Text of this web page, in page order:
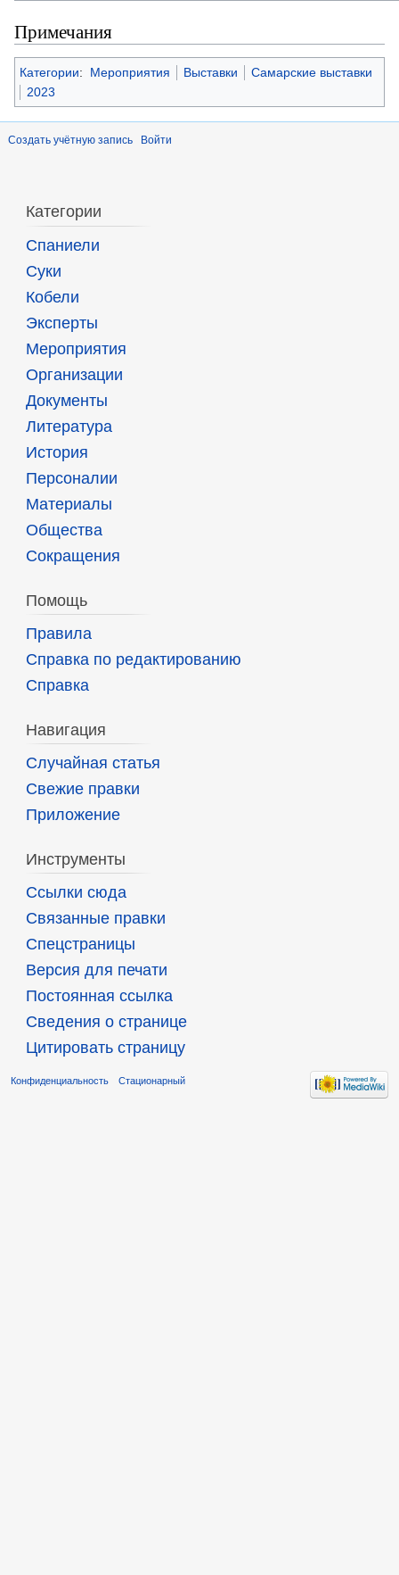
Примечания
Категории: Мероприятия Выставки
Самарские выставки
2023
Создать учётную запись Войти
Категории
Спаниели
Суки
Кобели
Эксперты
Мероприятия
Организации
Документы
Литература
История
Персоналии
Материалы
Общества
Сокращения
Помощь
Правила
Справка по редактированию
Справка
Навигация
Случайная статья
Свежие правки
Приложение
Инструменты
Ссылки сюда
Связанные правки
Спецстраницы
Версия для печати
Постоянная ссылка
Сведения о странице
Цитировать страницу
Конфиденциальность Стационарный